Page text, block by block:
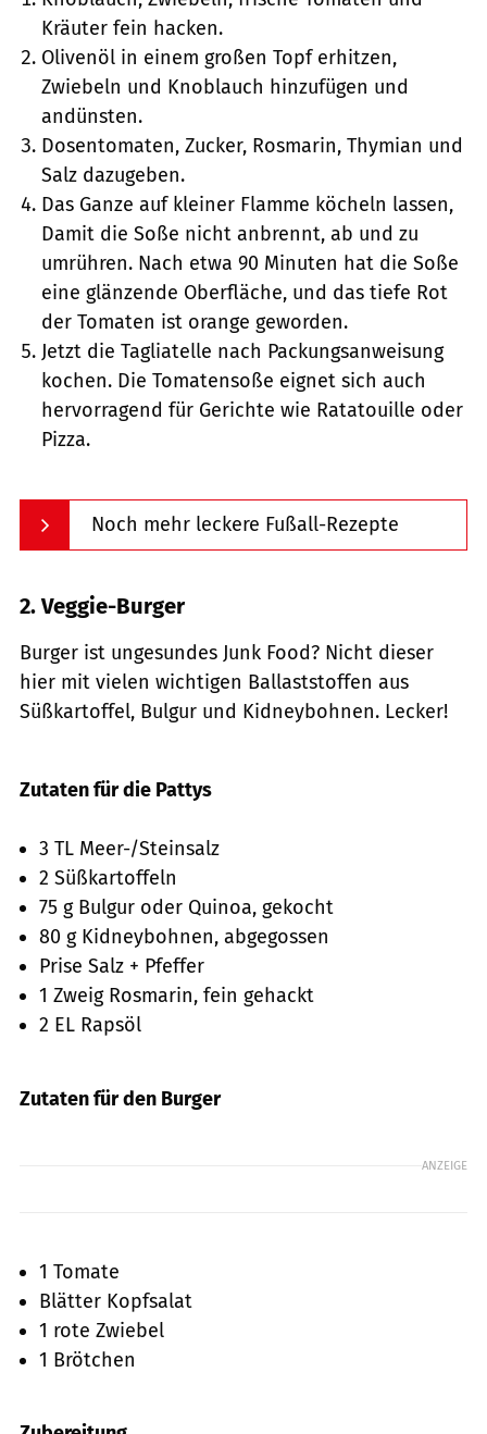
Kräuter fein hacken.
Olivenöl in einem großen Topf erhitzen,
Zwiebeln und Knoblauch hinzufügen und
andünsten.
Dosentomaten, Zucker, Rosmarin, Thymian und
Salz dazugeben.
Das Ganze auf kleiner Flamme köcheln lassen,
Damit die Soße nicht anbrennt, ab und zu
umrühren. Nach etwa 90 Minuten hat die Soße
eine glänzende Oberfläche, und das tiefe Rot
der Tomaten ist orange geworden.
Jetzt die Tagliatelle nach Packungsanweisung
kochen. Die Tomatensoße eignet sich auch
hervorragend für Gerichte wie Ratatouille oder
Pizza.
Noch mehr leckere Fußall-Rezepte
2. Veggie-Burger
Burger ist ungesundes Junk Food? Nicht dieser
hier mit vielen wichtigen Ballaststoffen aus
Süßkartoffel, Bulgur und Kidneybohnen. Lecker!
Zutaten für die Pattys
3 TL Meer-/Steinsalz
2 Süßkartoffeln
75 g Bulgur oder Quinoa, gekocht
80 g Kidneybohnen, abgegossen
Prise Salz + Pfeffer
1 Zweig Rosmarin, fein gehackt
2 EL Rapsöl
Zutaten für den Burger
ANZEIGE
1 Tomate
Blätter Kopfsalat
1 rote Zwiebel
1 Brötchen